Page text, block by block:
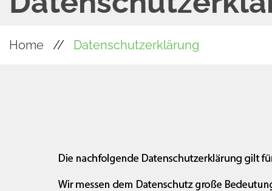
Home Datenschutzerklärung